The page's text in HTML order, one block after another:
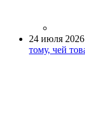
24 июля 2026
тому, чей